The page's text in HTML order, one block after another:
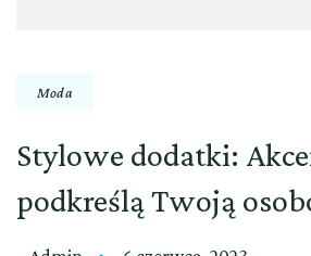
Moda
Stylowe dodatki:
podkreślą Twoją